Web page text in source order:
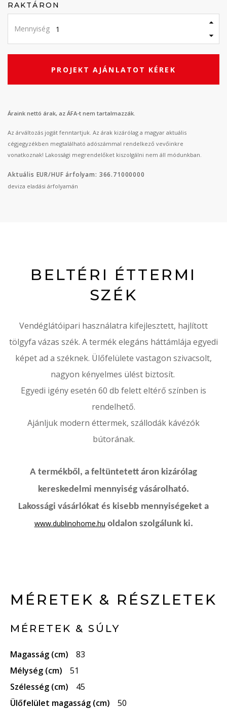
RAKTÁRON
Mennyiség
PROJEKT AJÁNLATOT KÉREK
Áraink nettó árak, az ÁFA-t nem tartalmazzák.
Az árváltozás jogát fenntartjuk. Az árak kizárólag a magyar aktuális
cégjegyzékben megtalálható adószámmal rendelkező vevőinkre
vonatkoznak! Lakossági megrendelőket kiszolgálni nem áll módunkban.
Aktuális EUR/HUF árfolyam: 366.71000000
deviza eladási árfolyamán
BELTÉRI ÉTTERMI
SZÉK
Vendéglátóipari használatra kifejlesztett, hajlított
tölgyfa vázas szék. A termék elegáns háttámlája egyedi
képet ad a széknek. Ülőfelülete vastagon szivacsolt,
nagyon kényelmes ülést biztosít.
Egyedi igény esetén 60 db felett eltérő színben is
rendelhető.
Ajánljuk modern éttermek, szállodák kávézók
bútorának.
A termékből, a feltüntetett áron kizárólag
kereskedelmi mennyiség vásárolható.
Lakossági vásárlókat és kisebb mennyiségeket a
www.dublinohome.hu oldalon szolgálunk ki.
MÉRETEK & RÉSZLETEK
MÉRETEK & SÚLY
Magasság (cm)
83
Mélység (cm)
51
Szélesség (cm)
45
Ülőfelület magasság (cm)
50